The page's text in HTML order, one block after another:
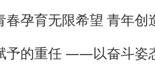
春孕育无限希望 青年
予的重任 ——以奋斗